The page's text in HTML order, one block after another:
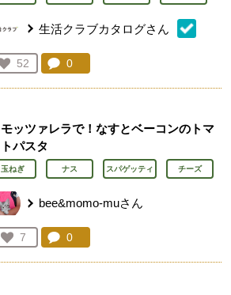
生活クラブカタログさん
お気に入り登録：
52
人が登録
コメント：
0
モッツァレラで！なすとベーコンのトマ
トパスタ
玉ねぎ ナス スパゲッティ チーズ
bee&momo-muさん
お気に入り登録：
7
人が登録
コメント：
0